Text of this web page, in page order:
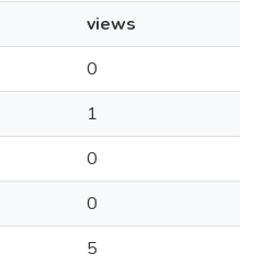
views
0
1
0
0
5